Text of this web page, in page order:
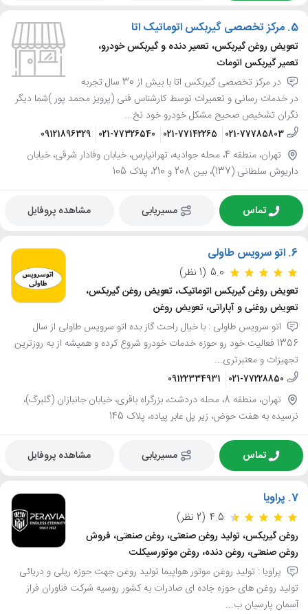
5. مرکز تخصصی گیربکس اتوماتیک اتا
تعویض روغن گیربکس، تعمیر دنده و گیربکس خودرو،
تعمیر گیربکس اتومات
در مرکز تخصصی گیربکس اتا با بیش از 30 سال تجربه
در خدمات رسانی و تعمیرات توسط کارشناس فنی (پرویز محمد پور )شما دیگر
نگران تشخیص صحیح مشکل خودرو خود نخ...
021-77785803
021-77142265
021-77326540
09121896329
تهران، منطقه 4، محله جوادیه، تهرانپارس، خیابان وفادار شرقی، خیابان
داریوش سلطانی (137)، بین 208 و 210، پلاک 105
تماس مسیریابی مشاهده پروفایل
6. اتو سرویس طاولی
5.0 (1 نظر)
تعویض روغن گیربکس اتوماتیک، تعویض روغن گیربکس،
تعویض روغنی و آپاراتی، تعویض روغن
اتو سرویس طاولی : با خیال راحت گاز بده اتو سرویس طاولی از سال
1356 فعالیت خود رو حوزه خدمات خودرو شروع کرده و همیشه از به روزترین
تجهیزات و معتبرتری...
021-77228850
09122334931
تهران، منطقه 8، محله دردشت، بزرگراه باقری، خیابان جانبازان (گلبرگ)،
نرسیده به هفت حوض، زیر پل عابر پیاده، پلاک 145
تماس مسیریابی مشاهده پروفایل
7. پراویا
4.5 (2 نظر)
روغن گیربکس، تولید روغن صنعتی، روغن صنعتی، فروش
روغن صنعتی، روغن دنده، روغن موتورسیکلت
پراویا : تولید روغن موتور هواپیما تولید روغن جهت حوزه ریلی و دریائی
تولید روغن های حوزه جاده ای صادرات به کشور روسیه شرکت فناوران فراز
آسمان پارسیان ب...